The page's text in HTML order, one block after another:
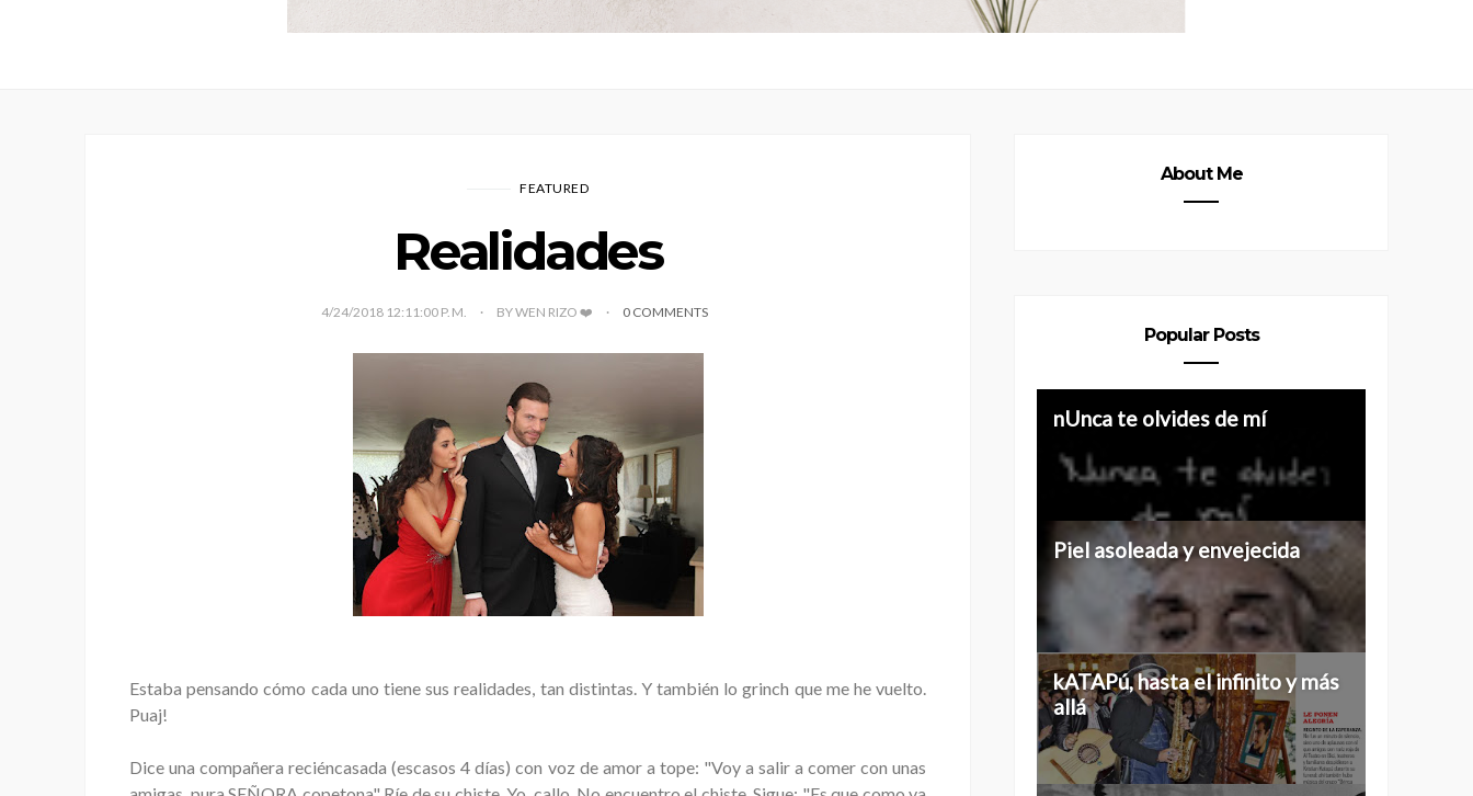
FEATURED
Realidades
4/24/2018 12:11:00 P. M. BY WEN RIZO ❤️ 0 COMMENTS
Estaba pensando cómo cada uno tiene sus realidades, tan distintas. Y también lo grinch que me he vuelto.
Puaj!
Dice una compañera reciéncasada (escasos 4 días) con voz de amor a tope: "Voy a salir a comer con unas
About Me
Popular Posts
Historias de 40 y más
nUnca te olvides de mí
Piel asoleada y envejecida
Historias de 40...
kATAPú, hasta el infinito y más
allá